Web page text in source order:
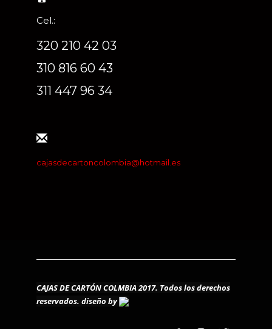
Cel.:
320 210 42 03
310 816 60 43
311 447 96 34
cajasdecartoncolombia@hotmail.es
CAJAS DE CARTÓN COLMBIA 2017. Todos los derechos
reservados. diseño by